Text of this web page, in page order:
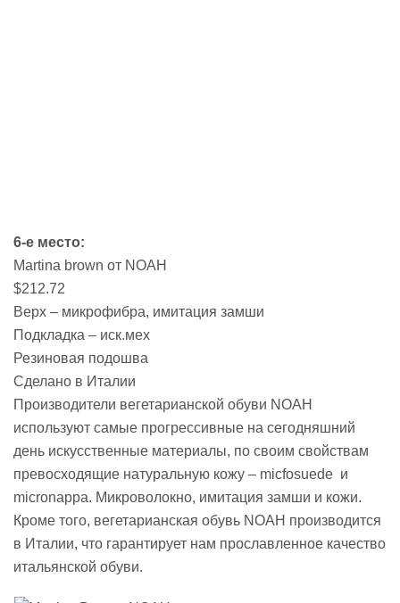
6-е место:
Martina brown от NOAH
$212.72
Верх – микрофибра, имитация замши
Подкладка – иск.мех
Резиновая подошва
Сделано в Италии
Производители вегетарианской обуви NOAH
используют самые прогрессивные на сегодняшний
день искусственные материалы, по своим свойствам
превосходящие натуральную кожу – micfosuede и
micronappa. Микроволокно, имитация замши и кожи.
Кроме того, вегетарианская обувь NOAH производится
в Италии, что гарантирует нам прославленное качество
итальянской обуви.